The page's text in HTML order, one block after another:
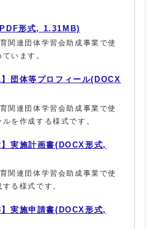
形式, 1.31MB)
関連団体学習会助成事業で使
います。
団体等プロフィール(DOCX
関連団体学習会助成事業で使
を作成する様式です。
実施計画書(DOCX形式,
関連団体学習会助成事業で使
る様式です。
実施申請書(DOCX形式,